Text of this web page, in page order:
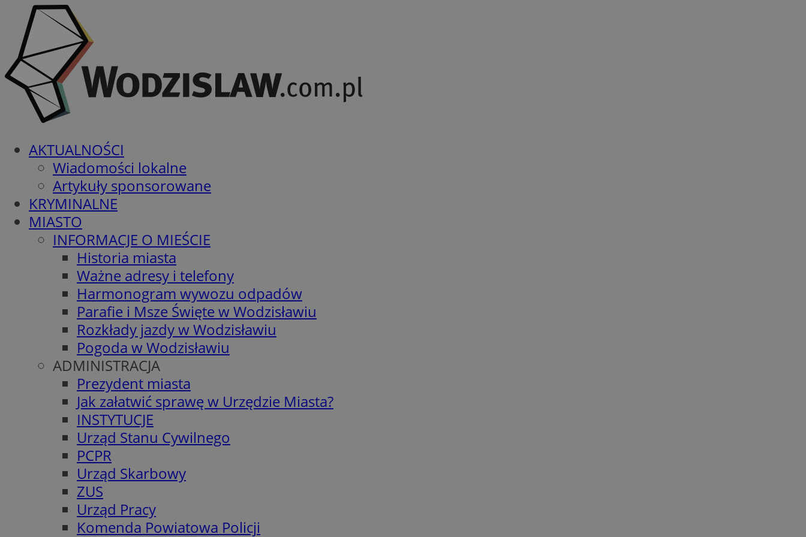
AKTUALNOŚCI
Wiadomości lokalne
Artykuły sponsorowane
KRYMINALNE
MIASTO
INFORMACJE O MIEŚCIE
Historia miasta
Ważne adresy i telefony
Harmonogram wywozu odpadów
Parafie i Msze Święte w Wodzisławiu
Rozkłady jazdy w Wodzisławiu
Pogoda w Wodzisławiu
ADMINISTRACJA
Prezydent miasta
Jak załatwić sprawę w Urzędzie Miasta?
INSTYTUCJE
Urząd Stanu Cywilnego
PCPR
Urząd Skarbowy
ZUS
Urząd Pracy
Komenda Powiatowa Policji